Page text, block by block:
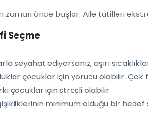
zaman önce başlar. Aile tatilleri
Seçme
seyahat ediyorsanız, aşırı
çocuklar için yorucu olabilir.
çocuklar için stresli olabilir.
minimum olduğu bir hedef